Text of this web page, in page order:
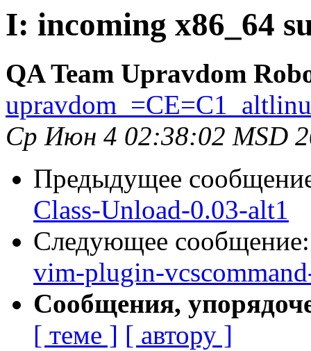
I: incoming x86_64
QA Team Upravdom
Ср Июн 4 02:38:02 MSD
Предыдущее
Class-Unload-0.03-alt1
Следующее
vim-plugin-
Сообщения,
[ теме ] [ автору ]